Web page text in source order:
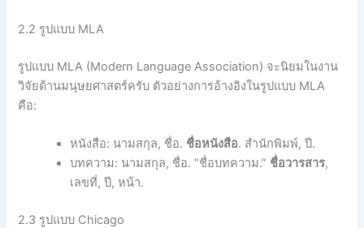
2.2 รูปแบบ MLA
รูปแบบ MLA (Modern Language Association) จะนิยมในงาน
วิจัยด้านมนุษยศาสตร์ครับ ตัวอย่างการอ้างอิงในรูปแบบ MLA
คือ:
หนังสือ: นามสกุล, ชื่อ. ชื่อหนังสือ. สำนักพิมพ์, ปี.
บทความ: นามสกุล, ชื่อ. “ชื่อบทความ.” ชื่อวารสาร,
เลขที่, ปี, หน้า.
2.3 รูปแบบ Chicago